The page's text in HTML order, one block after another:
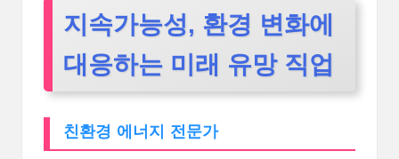
지속가능성, 환경 변화에
대응하는 미래 유망 직업
친환경 에너지 전문가